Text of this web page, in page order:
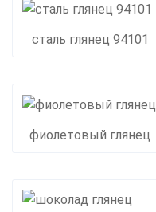
сталь глянец 94101
фиолетовый глянец